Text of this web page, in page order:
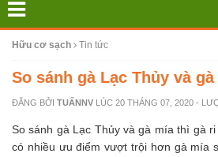
Hữu cơ sạch Tin tức
So sánh gà Lạc Thủy và
ĐĂNG BỞI TUẤNNV LÚC 20 THÁNG 07, 2020 -
So sánh gà Lạc Thủy và gà mía thì gà
có nhiều ưu điểm vượt trội hơn gà mía